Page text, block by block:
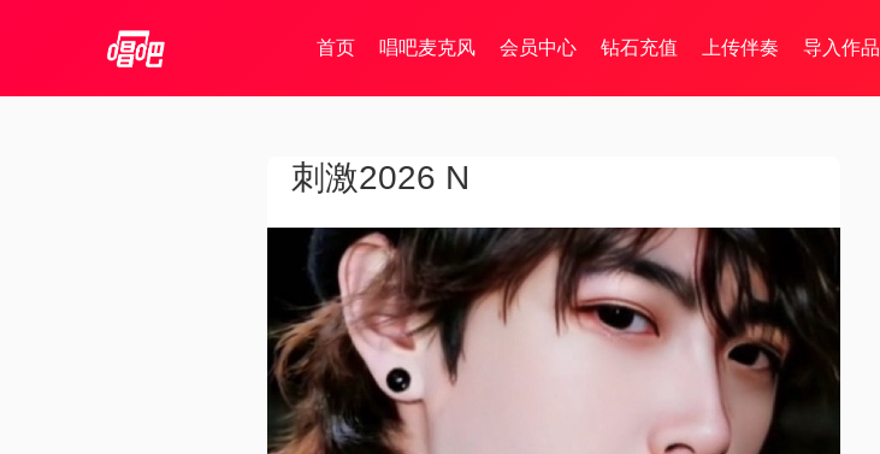
首页 唱吧麦克风 会员中心 钻石充值 上传伴奏 导入作品
刺激2026 N